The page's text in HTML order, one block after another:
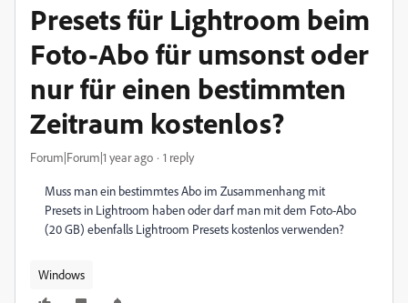
Presets für Lightroom beim
Foto-Abo für umsonst oder
nur für einen bestimmten
Zeitraum kostenlos?
Forum|Forum|1 year ago 1 reply
Muss man ein bestimmtes Abo im Zusammenhang mit
Presets in Lightroom haben oder darf man mit dem Foto-Abo
(20 GB) ebenfalls Lightroom Presets kostenlos verwenden?
Windows